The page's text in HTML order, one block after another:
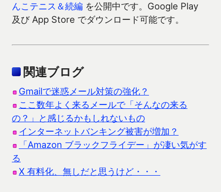
んこテニス＆続編 を公開中です。Google Play
及び App Store でダウンロード可能です。
関連ブログ
Gmailで迷惑メール対策の強化？
ここ数年よく来るメールで「そんなの来る
の？」と感じるかもしれないもの
インターネットバンキング被害が増加？
「Amazon ブラックフライデー」が凄い気がす
る
X 有料化、無しだと思うけど・・・